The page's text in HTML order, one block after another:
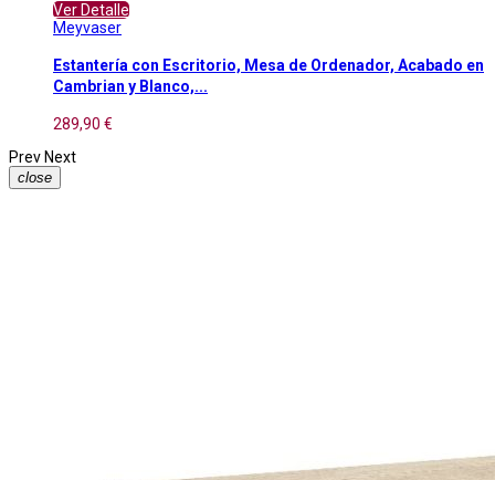
Ver Detalle
Meyvaser
Estantería con Escritorio, Mesa de Ordenador, Acabado en
Cambrian y Blanco,...
289,90 €
Prev Next
close